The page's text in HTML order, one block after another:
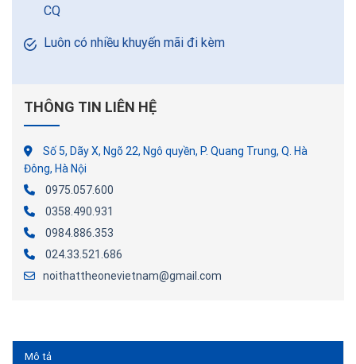
CQ
Luôn có nhiều khuyến mãi đi kèm
THÔNG TIN LIÊN HỆ
Số 5, Dãy X, Ngõ 22, Ngô quyền, P. Quang Trung, Q. Hà
Đông, Hà Nội
0975.057.600
0358.490.931
0984.886.353
024.33.521.686
noithattheonevietnam@gmail.com
Mô tả